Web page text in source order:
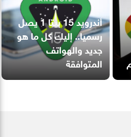
أندرويد 15 بيتا 1 يصل
رسميا.. إليك كل ما هو
جديد والهواتف
المتوافقة